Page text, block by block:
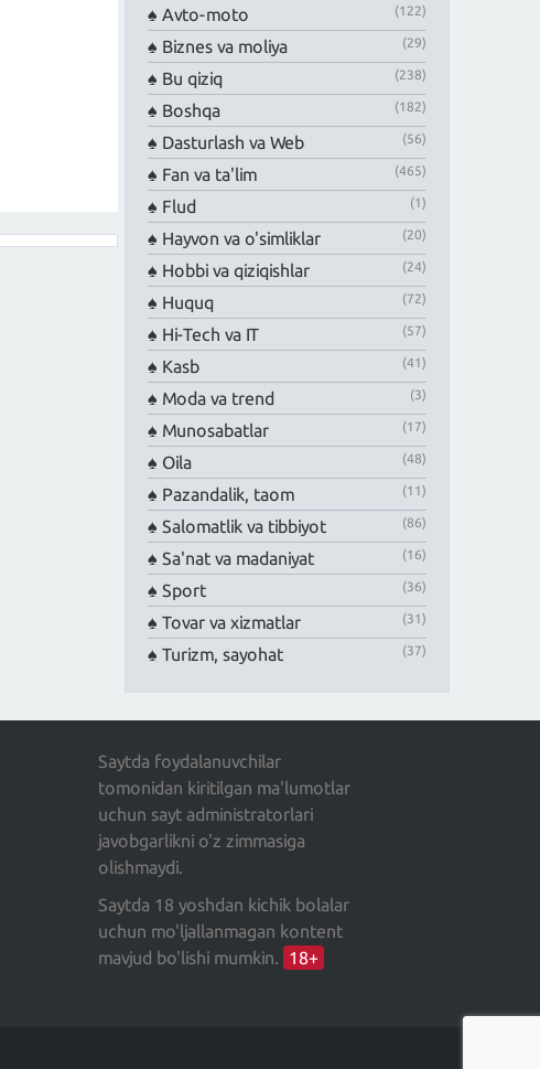
Avto-moto
(122)
Biznes va moliya (29)
Bu qiziq (238)
Boshqa (182)
Dasturlash va Web (56)
Fan va ta'lim (465)
Flud (1)
Hayvon va o'simliklar (20)
Hobbi va qiziqishlar (24)
Huquq (72)
Hi-Tech va IT (57)
Kasb (41)
Moda va trend (3)
Munosabatlar (17)
Oila (48)
Pazandalik, taom (11)
Salomatlik va tibbiyot (86)
Sa'nat va madaniyat (16)
Sport (36)
Tovar va xizmatlar (31)
Turizm, sayohat (37)
Saytda foydalanuvchilar
tomonidan kiritilgan ma'lumotlar
uchun sayt administratorlari
javobgarlikni o'z zimmasiga
olishmaydi.
Saytda 18 yoshdan kichik bolalar
uchun mo'ljallanmagan kontent
mavjud bo'lishi mumkin.
18+